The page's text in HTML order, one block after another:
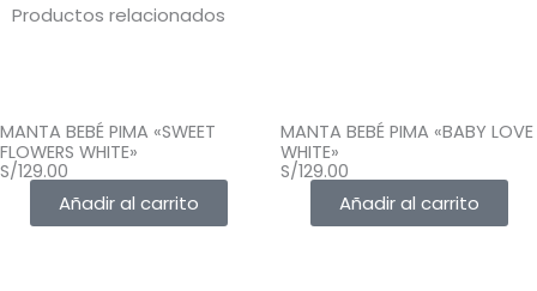
Productos relacionados
MANTA BEBÉ PIMA «SWEET
FLOWERS WHITE»
S/129.00
Añadir al carrito
MANTA BEBÉ PIMA «BABY LOVE
WHITE»
S/129.00
Añadir al carrito